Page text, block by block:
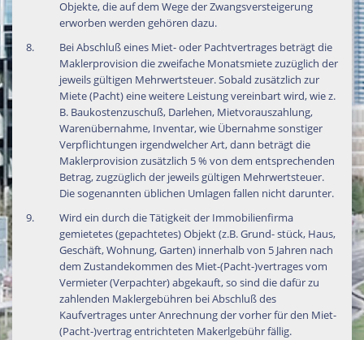
Objekte, die auf dem Wege der Zwangsversteigerung
erworben werden gehören dazu.
Bei Abschluß eines Miet- oder Pachtvertrages beträgt die
Maklerprovision die zweifache Monatsmiete zuzüglich der
jeweils gültigen Mehrwertsteuer. Sobald zusätzlich zur
Miete (Pacht) eine weitere Leistung vereinbart wird, wie z.
B. Baukostenzuschuß, Darlehen, Mietvorauszahlung,
Warenübernahme, Inventar, wie Übernahme sonstiger
Verpflichtungen irgendwelcher Art, dann beträgt die
Maklerprovision zusätzlich 5 % von dem entsprechenden
Betrag, zugzüglich der jeweils gültigen Mehrwertsteuer.
Die sogenannten üblichen Umlagen fallen nicht darunter.
Wird ein durch die Tätigkeit der Immobilienfirma
gemietetes (gepachtetes) Objekt (z.B. Grund- stück, Haus,
Geschäft, Wohnung, Garten) innerhalb von 5 Jahren nach
dem Zustandekommen des Miet-(Pacht-)vertrages vom
Vermieter (Verpachter) abgekauft, so sind die dafür zu
zahlenden Maklergebühren bei Abschluß des
Kaufvertrages unter Anrechnung der vorher für den Miet-
(Pacht-)vertrag entrichteten Makerlgebühr fällig.